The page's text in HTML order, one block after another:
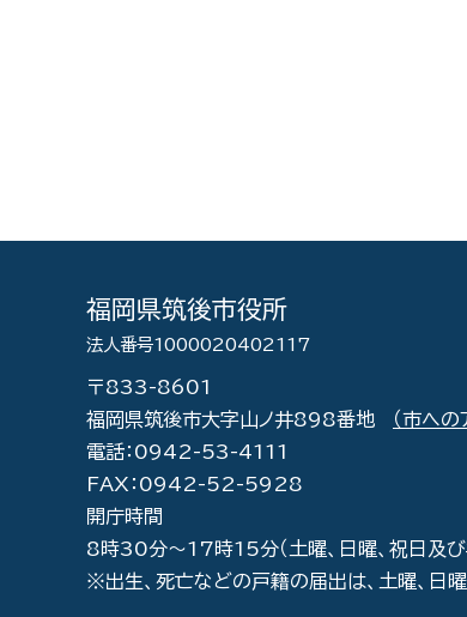
福岡県筑後市役所
法人番号1000020402117
〒833-8601
福岡県筑後市大字山ノ井898番地
（市への
電話：0942-53-4111
FAX：0942-52-5928
開庁時間
8時30分～17時15分（土曜、日曜、祝日及び
※出生、死亡などの戸籍の届出は、土曜、日